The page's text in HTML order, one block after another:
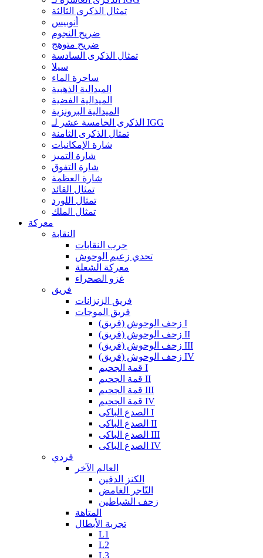
تمثال الذكرى الثالثة
أنوبيس
ضريح النجوم
ضريح متوهج
تمثال الذكرى السادسة
سيلا
ساحرة الماء
الميدالية الذهبية
الميدالية الفضية
الميدالية البرونزية
الذكرى الخامسة عشر لـ IGG
تمثال الذكرى الثامنة
شارة الإمكانيات
شارة التميز
شارة التفوق
شارة العظمة
تمثال القائد
تمثال اللورد
تمثال الملك
معركة
النقابة
حرب النقابات
تحدي زعيم الوحوش
معركة الشعلة
غزو الصحراء
فريق
فريق الزنزانات
فريق الموجات
زحف الوحوش (فريق) I
زحف الوحوش (فريق) II
زحف الوحوش (فريق) III
زحف الوحوش (فريق) IV
قمة الجحيم I
قمة الجحيم II
قمة الجحيم III
قمة الجحيم IV
الصدع الباكى I
الصدع الباكى II
الصدع الباكى III
الصدع الباكى IV
فردي
العالم الآخر
الكنز الدفين
التّاجر الغامض
زحف الشياطين
المتاهة
تجربة الأبطال
L1
L2
L3